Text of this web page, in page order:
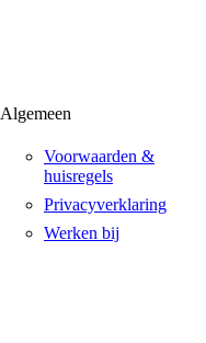
Algemeen
Voorwaarden &
huisregels
Privacyverklaring
Werken bij